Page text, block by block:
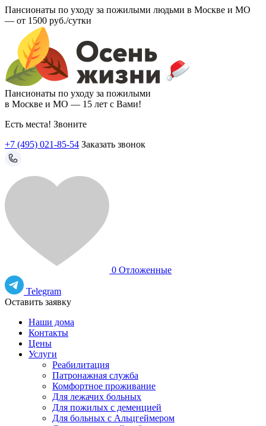
Пансионаты по уходу за пожилыми людьми в Москве и МО
— от 1500 руб./сутки
Пансионаты по уходу за пожилыми
в Москве и МО — 15 лет с Вами!
Есть места! Звоните
+7 (495) 021-85-54 Заказать звонок
0 Отложенные
Telegram
Оставить заявку
Наши дома
Контакты
Цены
Услуги
Реабилитация
Патронажная служба
Комфортное проживание
Для лежачих больных
Для пожилых с деменцией
Для больных с Альцгеймером